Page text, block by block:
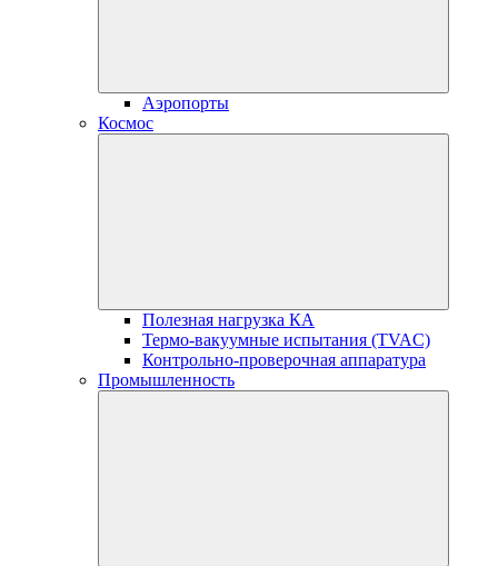
Аэропорты
Космос
Полезная нагрузка КА
Термо-вакуумные испытания (TVAC)
Контрольно-проверочная аппаратура
Промышленность